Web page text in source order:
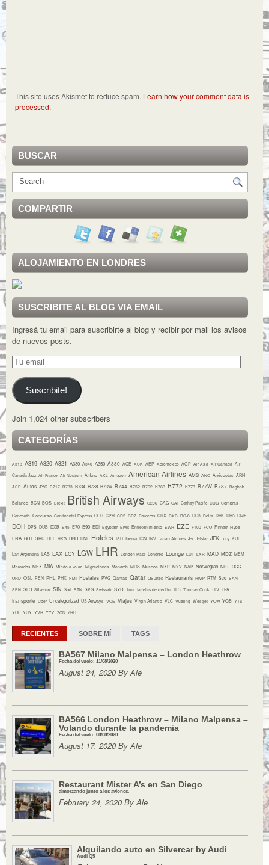
This site uses Akismet to reduce spam. Learn how your comment data is
processed.
BUSCAR
COMPARTIR
ALOJAMIENTO EN LONDRES
SUSCRIBITE AL BLOG VIA EMAIL
Ingresá tu email para suscribirte al blog y recibir por mail los avisos
de nuevos posts.
Tu
Suscribite!
Join 1,024 other subscribers
CATEGORÍAS
A318 A319 A320 A321 A330 A340 A350 A380 ACE ACK AEP Aeroméxico AGP Air Asia Air Canada Air
Canada Jazz Air France Air Nostrum Airbnb AKL Amazon American Airlines AMS ANC Anécdotas ARN
ASP Autos AYQ B717 B733 B734 B738 B73W B744 B752 B762 B763 B772 B773 B77W B787 Bagbnb
Balance BCN BOS Brexit British Airways C206 CAG CAI Cathay Pacific CDG Compras
Concorde Concurso Continental Express COR CPH CR2 CR7 Cruceros CRX CXC DC-8 DC3 Delta DH1 DH3 DME
DOH DPS DUB DXB E45 E70 E90 EDI Egyptair Elvis Entretenimiento EWR EZE F100 FCO Finnair Flybe
FRA GOT GRU HEL HKG HND HNL Hoteles IAD Iberia ICN INV Japan Airlines Jer Jetstar JFK Jucy KUL
Lan Argentina LAS LAX LCY LGW LHR London Pass Londres Lounge LUT LXR MAD MDZ MEM
Mercados MEX MIA Miedo a volar. Migraciones Monarch MRS Museos MXP MXY NAP Norwegian NRT OGG
ORD OSL PEN PHL PHX PMI Postales PVG Qantas Qatar QSuites Restaurants River RTM S20 SAN
SEN SFO Silvercar SIN Sixt STN SVG Swissair SYD Tam Tarjetas de crédito TFS Thomas Cook TLV TPA
transporte Uber Uncategorized US Airways VCE Viajes Virgin Atlantic VLC Vueling Westjet YOW YQB YTS
YUL YUY YVR YYZ ZQN ZRH
RECIENTES SOBRE MÍ TAGS
BA567 Milano Malpensa – London Heathrow
Fecha del vuelo: 11/08/2020
August 24, 2020 By Ale
BA566 London Heathrow – Milano Malpensa –
Volando durante la pandemia
Fecha del vuelo: 08/08/2020
August 17, 2020 By Ale
Restaurant Mister A’s en San Diego
almorzando junto a los aviones.
February 24, 2020 By Ale
Alquilando auto en Silvercar by Audi
Audi Q5